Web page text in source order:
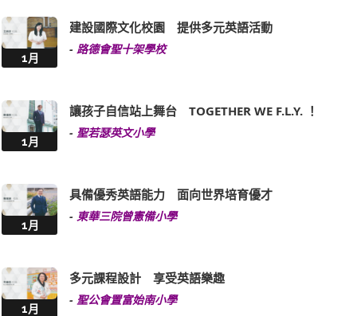
1月
建設國際文化校園 提供多元英語活動
- 路德會聖十架學校
1月
讓孩子自信站上舞台 TOGETHER WE F.L.Y. ！
- 聖若瑟英文小學
1月
具備優秀英語能力 面向世界培育優才
- 東華三院曾憲備小學
1月
多元課程設計 享受英語樂趣
- 聖公會置富始南小學